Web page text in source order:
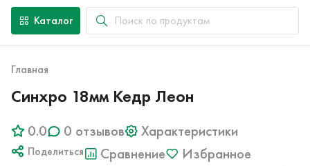
Оплата и доставка
Каталог
Главная
Синхро 18мм Кедр Леон
0.0 0 отзывов Характеристики
Поделиться Сравнение Избранное